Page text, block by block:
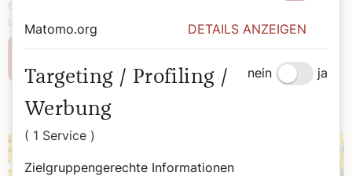
die Bedrohung verbindet diese beiden Feste. Beide zeigen: Das
Licht und das Miteinander bleiben stärker als die Angst.
Matomo.org DETAILS ANZEIGEN
Targeting / Profiling /
Werbung
( 1 Service )
Zielgruppengerechte Informationen
nein ja